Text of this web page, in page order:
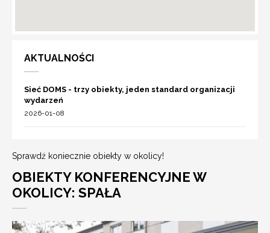
AKTUALNOŚCI
Sieć DOMS - trzy obiekty, jeden standard organizacji
wydarzeń
2026-01-08
Sprawdź koniecznie obiekty w okolicy!
OBIEKTY KONFERENCYJNE W
OKOLICY: SPAŁA